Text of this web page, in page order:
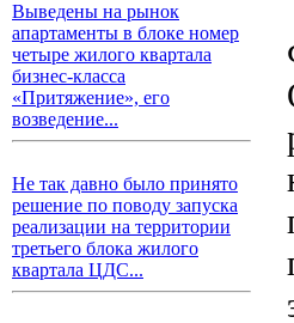
Выведены на рынок
апартаменты в блоке номер
четыре жилого квартала
бизнес-класса
«Притяжение», его
возведение...
Не так давно было принято
решение по поводу запуска
реализации на территории
третьего блока жилого
квартала ЦДС...